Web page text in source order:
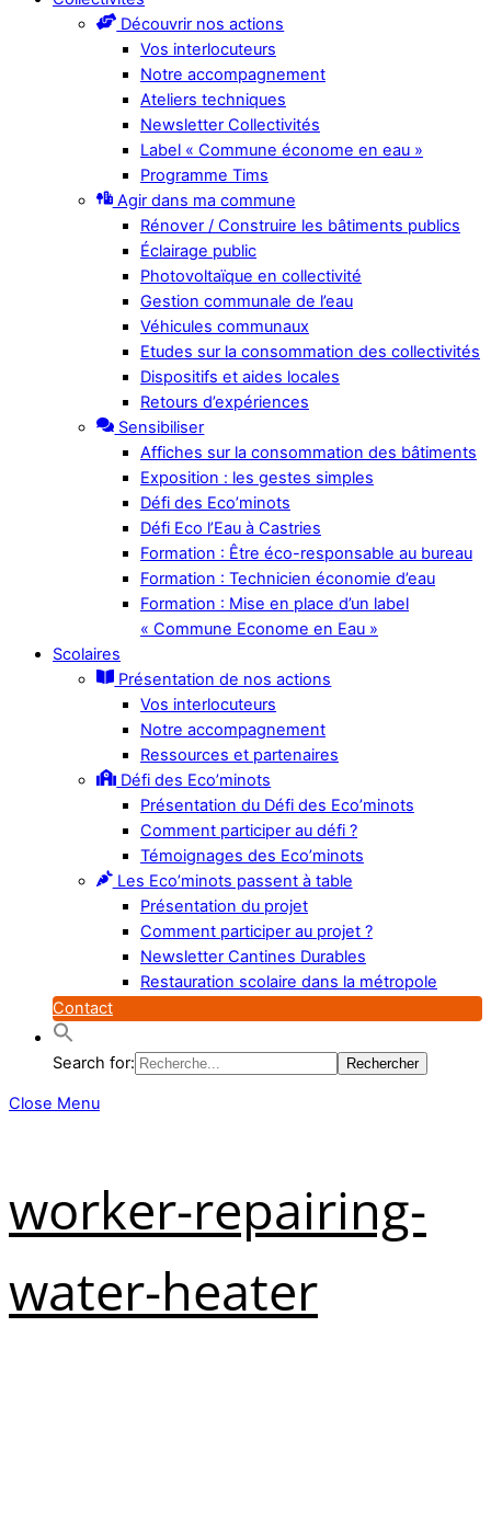
Découvrir nos actions
Vos interlocuteurs
Notre accompagnement
Ateliers techniques
Newsletter Collectivités
Label « Commune économe en eau »
Programme Tims
Agir dans ma commune
Rénover / Construire les bâtiments publics
Éclairage public
Photovoltaïque en collectivité
Gestion communale de l’eau
Véhicules communaux
Etudes sur la consommation des collectivités
Dispositifs et aides locales
Retours d’expériences
Sensibiliser
Affiches sur la consommation des bâtiments
Exposition : les gestes simples
Défi des Eco’minots
Défi Eco l’Eau à Castries
Formation : Être éco-responsable au bureau
Formation : Technicien économie d’eau
Formation : Mise en place d’un label
« Commune Econome en Eau »
Scolaires
Présentation de nos actions
Vos interlocuteurs
Notre accompagnement
Ressources et partenaires
Défi des Eco’minots
Présentation du Défi des Eco’minots
Comment participer au défi ?
Témoignages des Eco’minots
Les Eco’minots passent à table
Présentation du projet
Comment participer au projet ?
Newsletter Cantines Durables
Restauration scolaire dans la métropole
Contact
Search for:
Close Menu
worker-repairing-
water-heater